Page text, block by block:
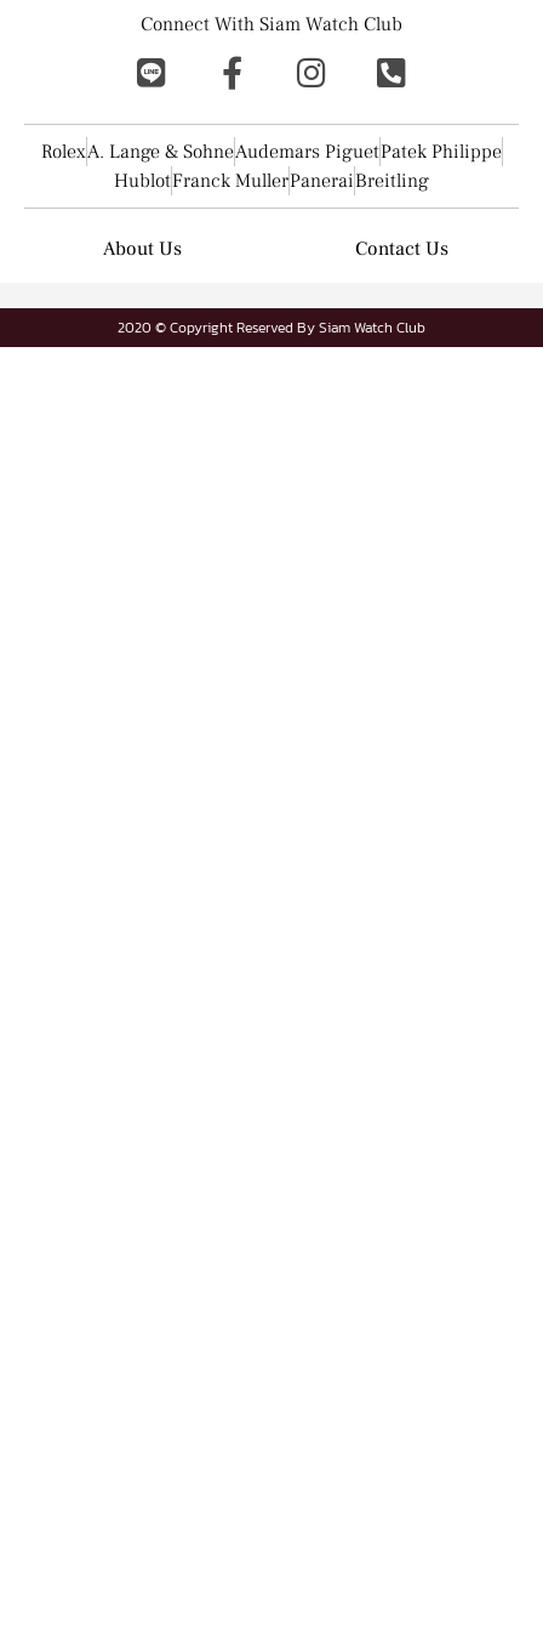
Connect With Siam Watch Club
RolexA. Lange & SohneAudemars PiguetPatek Philippe
HublotFranck MullerPaneraiBreitling
About Us Contact Us
2020 © Copyright Reserved By Siam Watch Club